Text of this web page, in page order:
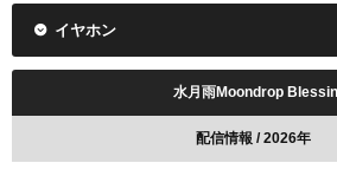
イヤホン
水月雨Moondrop
配信情報 / 2026年